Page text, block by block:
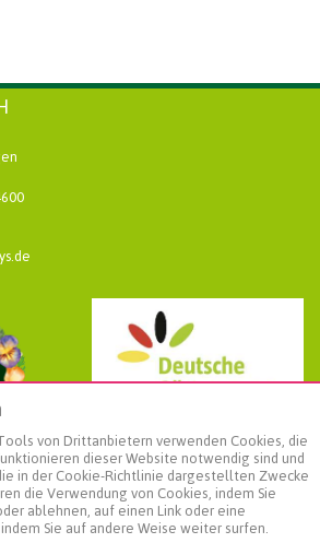
von Drittanbietern verwenden Cookies, die
dieser Website notwendig sind und
in der Cookie-Richtlinie dargestellten Zwecke
die Verwendung von Cookies, indem Sie
ablehnen, auf einen Link oder eine
Sie auf andere Weise weiter surfen.